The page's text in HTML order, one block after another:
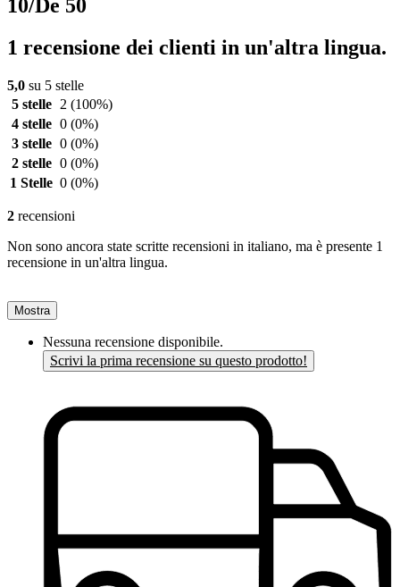
10/De 50
1 recensione dei clienti in un'altra lingua.
5,0 su 5 stelle
5 stelle
2 (100%)
4 stelle 0 (0%)
3 stelle 0 (0%)
2 stelle 0 (0%)
1 Stelle 0 (0%)
2 recensioni
Non sono ancora state scritte recensioni in italiano, ma è presente 1
recensione in un'altra lingua.
Mostra
Nessuna recensione disponibile.
Scrivi la prima recensione su questo prodotto!